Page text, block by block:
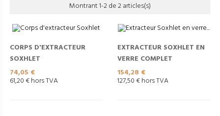
Montrant 1-2 de 2 articles(s)
CORPS D'EXTRACTEUR
SOXHLET
Prix
74,05 €
61,20 € hors TVA
EXTRACTEUR SOXHLET EN
VERRE COMPLET
Prix
154,28 €
127,50 € hors TVA